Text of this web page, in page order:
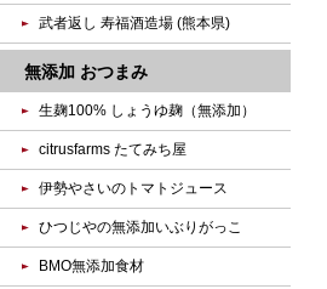
武者返し 寿福酒造場 (熊本県)
無添加 おつまみ
生麹100% しょうゆ麹（無添加）
citrusfarms たてみち屋
伊勢やさいのトマトジュース
ひつじやの無添加いぶりがっこ
BMO無添加食材